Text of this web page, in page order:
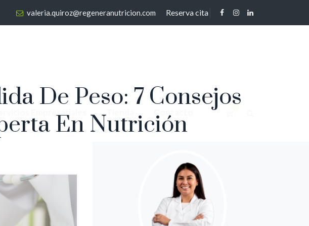
valeria.quiroz@regeneranutricion.com Reserva cita
De Peso: 7 Consejos
En Nutrición